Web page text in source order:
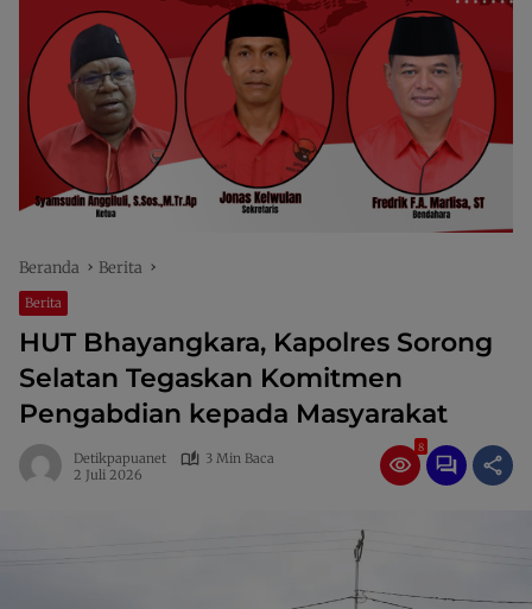
Beranda Berita
Berita
HUT Bhayangkara, Kapolres Sorong
Selatan Tegaskan Komitmen
Pengabdian kepada Masyarakat
Detikpapuanet
3 Min Baca
2 Juli 2026
8